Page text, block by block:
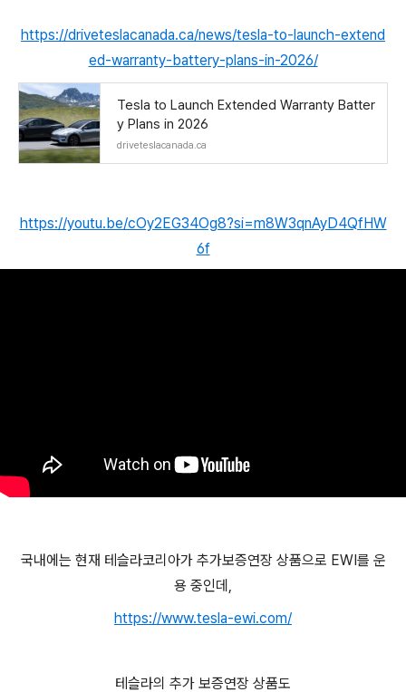
https://driveteslacanada.ca/news/tesla-to-launch-extend
ed-warranty-battery-plans-in-2026/
Tesla to Launch Extended Warranty Batter
y Plans in 2026
driveteslacanada.ca
https://youtu.be/cOy2EG34Og8?si=m8W3qnAyD4QfHW
6f
국내에는 현재 테슬라코리아가 추가보증연장 상품으로 EWI를 운
용 중인데,
https://www.tesla-ewi.com/
테슬라의 추가 보증연장 상품도